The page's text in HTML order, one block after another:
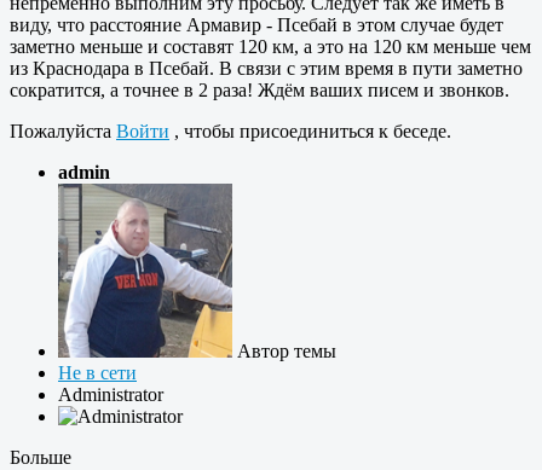
виду, что расстояние Армавир - Псебай в этом случае будет
заметно меньше и составят 120 км, а это на 120 км меньше чем
из Краснодара в Псебай. В связи с этим время в пути заметно
сократится, а точнее в 2 раза! Ждём ваших писем и звонков.
Пожалуйста Войти , чтобы присоединиться к беседе.
admin
Автор темы
Не в сети
Administrator
Больше